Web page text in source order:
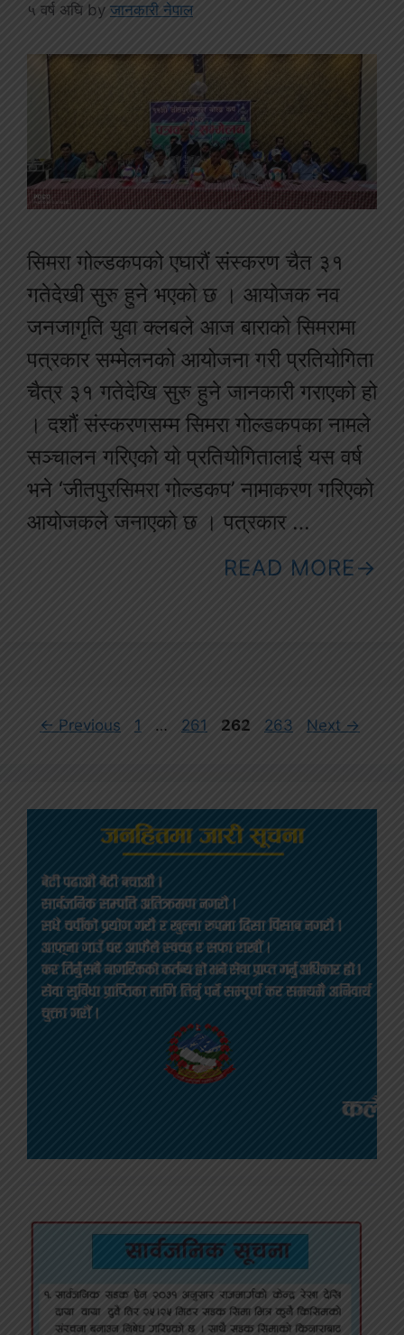
५ वर्ष अघि by जानकारी नेपाल
सिमरा गोल्डकपको एघारौं संस्करण चैत ३१
गतेदेखी सुरु हुने भएको छ । आयोजक नव
जनजागृति युवा क्लबले आज बाराको सिमरामा
पत्रकार सम्मेलनको आयोजना गरी प्रतियोगिता
चैत्र ३१ गतेदेखि सुरु हुने जानकारी गराएको हो
। दशौं संस्करणसम्म सिमरा गोल्डकपका नामले
सञ्चालन गरिएको यो प्रतियोगितालाई यस वर्ष
भने ‘जीतपुरसिमरा गोल्डकप’ नामाकरण गरिएको
आयोजकले जनाएको छ । पत्रकार …
READ MORE
← Previous Page
1 … Page
261 Page
262 Page
263 Next →